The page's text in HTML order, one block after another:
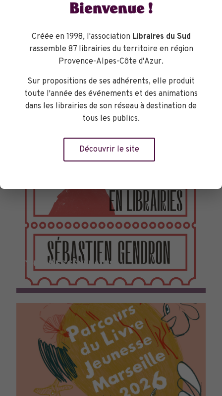
TOURNÉES GÉNÉRALES
Bienvenue !
Créée en 1998, l'association Libraires du Sud
rassemble 87 librairies du territoire en région
Provence-Alpes-Côte d'Azur.
Sur propositions de ses adhérents, elle produit
toute l'année des événements et des animations
dans les librairies de son réseau à destination de
tous les publics.
Découvrir le site